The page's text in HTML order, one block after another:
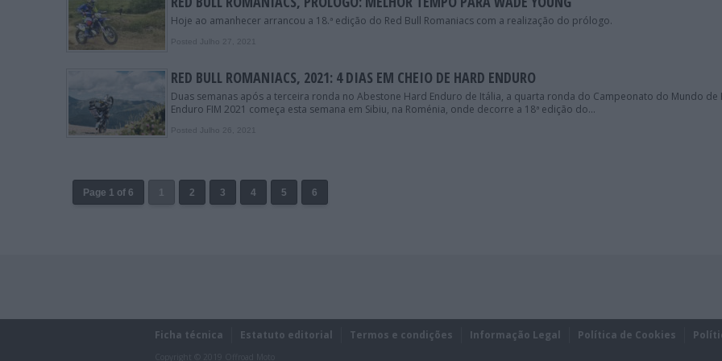
Hoje ao amanhecer arrancou a 18.ª edição do Red Bull Romaniacs com a realização do prólogo.
Posted Julho 27, 2021
RED BULL ROMANIACS, 2021: 4 DIAS EM CHEIO DE HARD ENDURO
Duas semanas após a terceira ronda no Abestone Hard Enduro de Itália, a quarta ronda do Campeonato do Mundo de
Enduro FIM 2021 começa esta semana em Sibiu, na Roménia, onde decorre a 18ª edição do...
Posted Julho 26, 2021
Page 1 of 6 1 2 3 4 5 6
Ficha técnica Estatuto editorial Termos e condições Informação Legal Política de Cookies